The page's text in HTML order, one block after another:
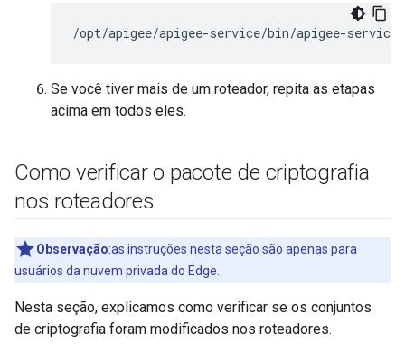
/opt/apigee/apigee-service/bin/apigee-
Se você tiver mais de um roteador, repita as etapas
acima em todos eles.
Como verificar o pacote de criptografia
nos roteadores
Observação:as instruções nesta seção são apenas para
usuários da nuvem privada do Edge.
Nesta seção, explicamos como verificar se os conjuntos
de criptografia foram modificados nos roteadores.